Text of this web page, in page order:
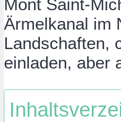
Mont Saint-
Ärmelkanal im
Landschaften,
einladen, aber